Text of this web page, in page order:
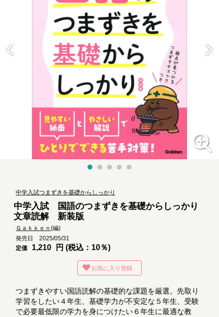
中学入試つまずきを基礎からしっかり
中学入試 国語のつまずきを基礎からしっかり
文章読解 新装版
Ｇａｋｋｅｎ(編)
発売日 2025/05/31
定価
1,210 円 (税込：10％)
お気に入り登録
つまずきやすい国語読解の基礎的な課題を厳選。先取り
学習をしたい４年生、基礎学力が不安定な５年生、受験
で必要最低限の学力を身につけたい６年生に最適な教